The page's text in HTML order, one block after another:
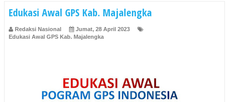
Edukasi Awal GPS Kab. Majalengka
Redaksi Nasional
Jumat, 28 April 2023
Edukasi Awal GPS Kab. Majalengka